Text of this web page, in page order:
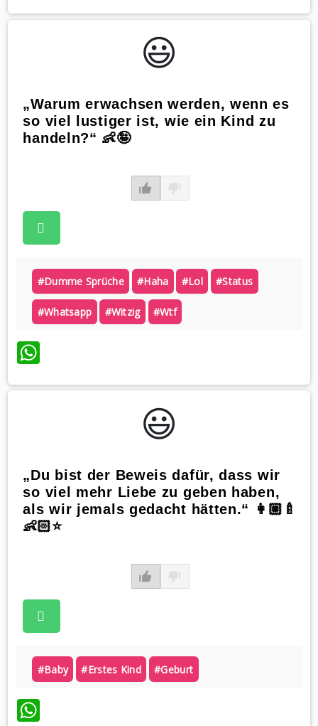
😃️
„Warum erwachsen werden, wenn es
so viel lustiger ist, wie ein Kind zu
handeln?“ 👶🤪
#dumme Sprüche #haha #lol #status
#whatsapp #witzig #wtf
WhatsApp
😃️
„Du bist der Beweis dafür, dass wir
so viel mehr Liebe zu geben haben,
als wir jemals gedacht hätten.“ 👩🏼‍🍼
👶🏻⭐️
#baby #erstes Kind #geburt
WhatsApp